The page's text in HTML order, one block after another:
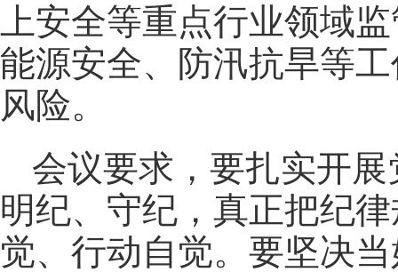
上安全等重点行业领域
能源安全、防汛抗旱等
风险。
会议要求，要扎实开
明纪、守纪，真正把纪
觉、行动自觉。要坚决